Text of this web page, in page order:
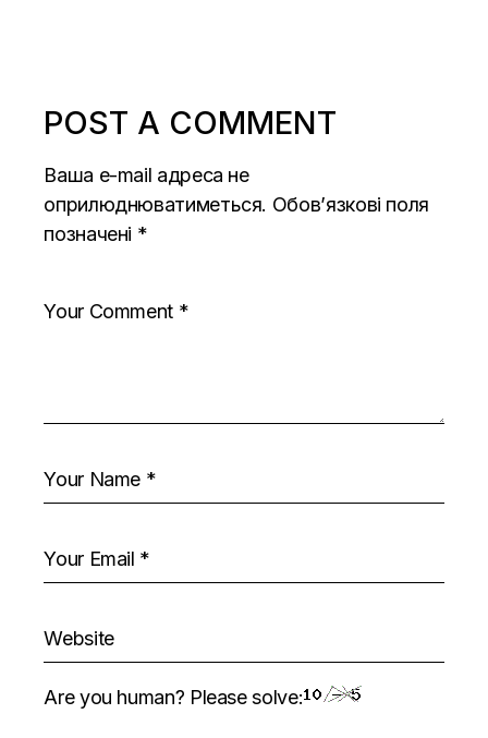
POST A COMMENT
Ваша e-mail адреса не
оприлюднюватиметься. Обов’язкові поля
позначені *
Are you human? Please solve: